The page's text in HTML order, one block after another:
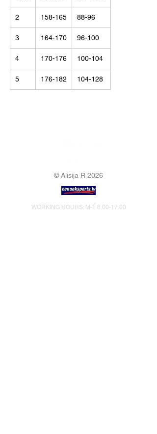
2 158-165 88-96
3 164-170 96-100
4 170-176 100-104
5 176-182 104-128
© Alisija R 2026
WORKING HOURS: M-F 8.00-17.00